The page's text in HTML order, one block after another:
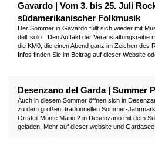
Gavardo | Vom 3. bis 25. Juli
südamerikanischer Folkmusik
Der Sommer in Gavardo füllt sich wieder mit
dell’Isolo“. Den Auftakt der Veranstaltungsreihe
die KM0, die einen Abend ganz im Zeichen des
Infos finden Sie im Beitrag auf dieser Website
Desenzano del Garda | Summer
Auch in diesem Sommer öffnen sich in
zu dem großen, traditionellen Sommer-
Ortsteil Monte Mario 2 in Desenzano mit dem
geladen. Mehr auf dieser website und